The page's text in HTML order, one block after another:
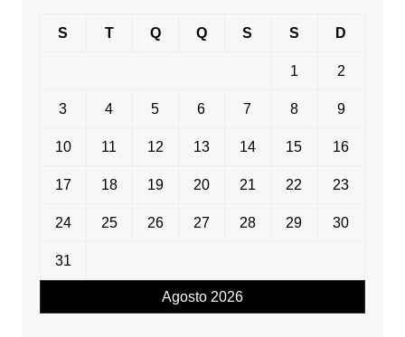
Agosto 2026
S T Q Q S S D
1 2
3 4 5 6 7 8 9
10 11 12 13 14 15 16
17 18 19 20 21 22 23
24 25 26 27 28 29 30
31